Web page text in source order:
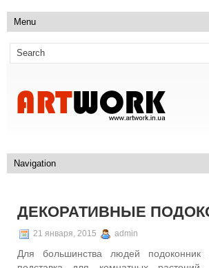
ДЕКОРАТИВНЫЕ
21 января, 2015 admin
Для большинства людей подоконник